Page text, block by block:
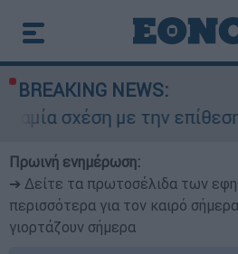
BREAKING NEWS:
με την επίθεση» λέει η
Πρωινή ενημέρωση:
➔ Δείτε τα πρωτοσέλιδα των
περισσότερα για τον καιρό σήμερα
γιορτάζουν σήμερα